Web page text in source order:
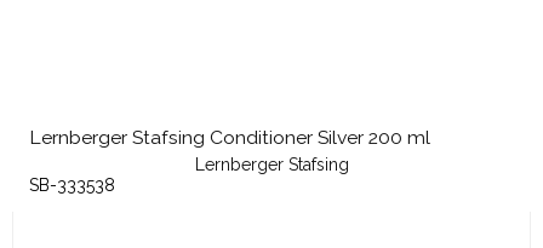
Lernberger Stafsing Conditioner Silver 200 ml
Lernberger Stafsing
SB-333538